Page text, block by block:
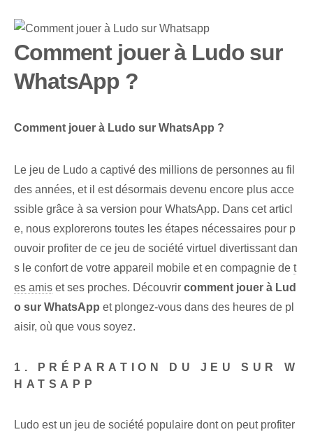
Comment jouer à Ludo sur
WhatsApp ?
Comment jouer à Ludo sur WhatsApp ?
Le jeu de Ludo a captivé des millions de personnes au fil
des années, et il est désormais devenu encore plus acce
ssible grâce à sa version pour WhatsApp. Dans cet articl
e, nous explorerons toutes les étapes nécessaires pour p
ouvoir profiter de ce jeu de société virtuel divertissant dan
s le confort de votre appareil mobile et en compagnie de t
es amis et ses proches. ⁢Découvrir comment jouer à Lud
o sur WhatsApp et plongez-vous dans des heures de pl
aisir, où que vous soyez.
1. PRÉPARATION DU JEU SUR W
HATSAPP
Ludo est un jeu de société populaire dont on peut profiter